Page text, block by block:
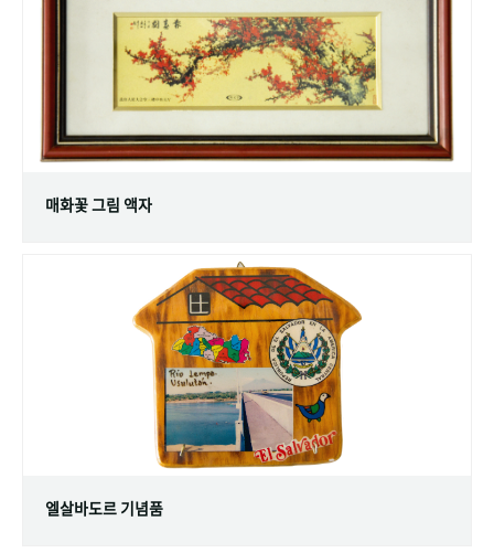
매화꽃 그림 액자
엘살바도르 기념품